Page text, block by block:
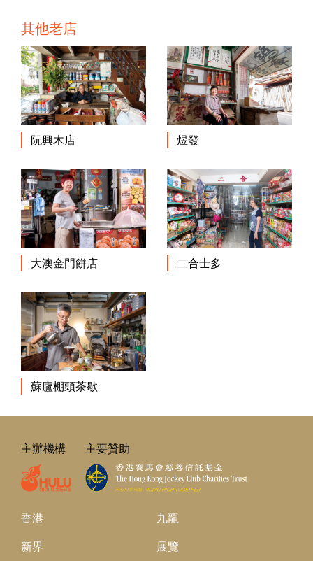
其他老店
阮興木店 煜發
大澳金門餅店 二合士多
蘇廬棚頭茶歇
主辦機構 主要贊助
香港 九龍
新界 展覽